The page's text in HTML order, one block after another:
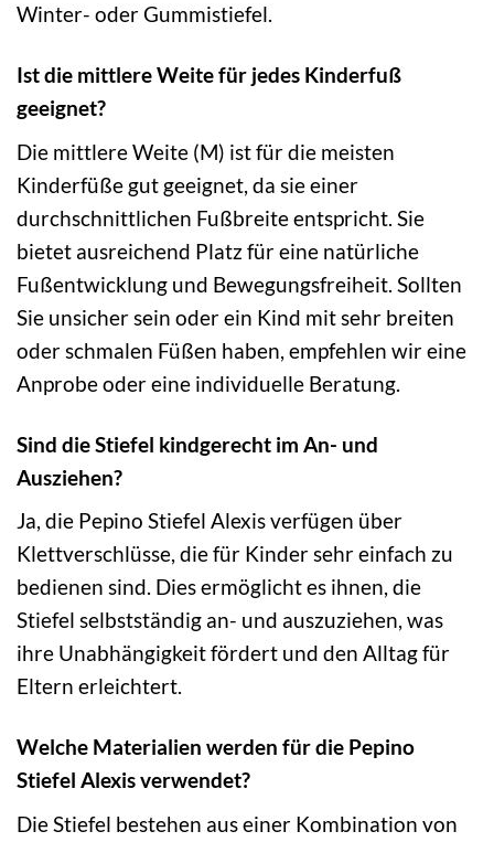
Winter- oder Gummistiefel.
Ist die mittlere Weite für jedes Kinderfuß
geeignet?
Die mittlere Weite (M) ist für die meisten
Kinderfüße gut geeignet, da sie einer
durchschnittlichen Fußbreite entspricht. Sie
bietet ausreichend Platz für eine natürliche
Fußentwicklung und Bewegungsfreiheit. Sollten
Sie unsicher sein oder ein Kind mit sehr breiten
oder schmalen Füßen haben, empfehlen wir eine
Anprobe oder eine individuelle Beratung.
Sind die Stiefel kindgerecht im An- und
Ausziehen?
Ja, die Pepino Stiefel Alexis verfügen über
Klettverschlüsse, die für Kinder sehr einfach zu
bedienen sind. Dies ermöglicht es ihnen, die
Stiefel selbstständig an- und auszuziehen, was
ihre Unabhängigkeit fördert und den Alltag für
Eltern erleichtert.
Welche Materialien werden für die Pepino
Stiefel Alexis verwendet?
Die Stiefel bestehen aus einer Kombination von